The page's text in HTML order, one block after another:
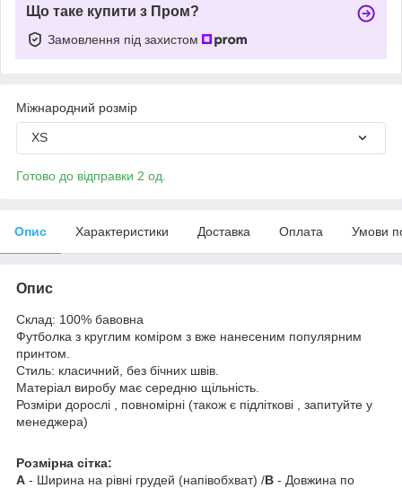
Що таке купити з Пром?
Замовлення під захистом
Міжнародний розмір
XS
Готово до відправки 2 од.
Опис Характеристики Доставка Оплата Умови
Опис
Склад: 100% бавовна
Футболка з круглим коміром з вже нанесеним популярним
принтом.
Стиль: класичний, без бічних швів.
Матеріал виробу має середню щільність.
Розміри дорослі , повномірні (також є підліткові , запитуйте у
менеджера)
Розмірна сітка:
A - Ширина на рівні грудей (напівобхват) /B - Довжина по